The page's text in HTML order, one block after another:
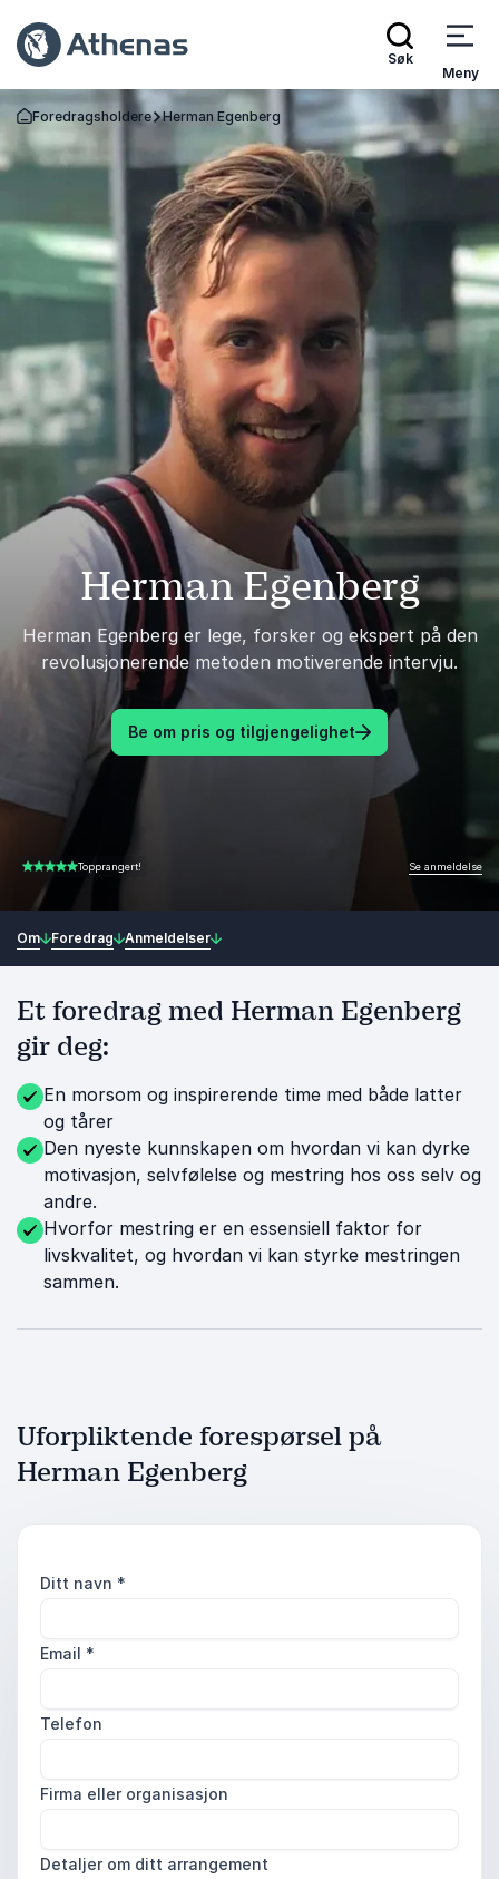
Søk
Meny
Gå tilbake til startsiden
Foredragsholdere Herman Egenberg
Herman Egenberg
Herman Egenberg er lege, forsker og ekspert på den
revolusjonerende metoden motiverende intervju.
Be om pris og tilgjengelighet
5.00 av 5 Topprangert! Se anmeldelse
Om Foredrag Anmeldelser
Et foredrag med Herman Egenberg
gir deg:
En morsom og inspirerende time med både latter
og tårer
Den nyeste kunnskapen om hvordan vi kan dyrke
motivasjon, selvfølelse og mestring hos oss selv og
andre.
Hvorfor mestring er en essensiell faktor for
livskvalitet, og hvordan vi kan styrke mestringen
sammen.
Uforpliktende forespørsel på
Herman Egenberg
Ditt navn *
Email *
Telefon
Firma eller organisasjon
Detaljer om ditt arrangement